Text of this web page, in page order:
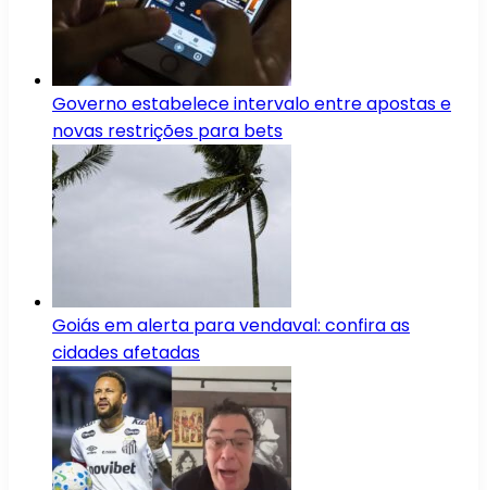
Governo estabelece intervalo entre apostas e
novas restrições para bets
Goiás em alerta para vendaval: confira as
cidades afetadas